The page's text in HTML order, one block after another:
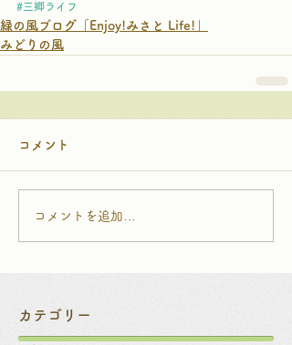
#三郷ライフ
緑の風ブログ「Enjoy!みさと Life!」
みどりの風
コメント
コメントを追加…
カテゴリー